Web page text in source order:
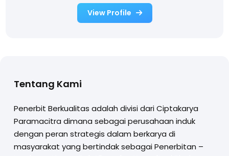
View Profile
Tentang Kami
Penerbit Berkualitas adalah divisi dari Ciptakarya
Paramacitra dimana sebagai perusahaan induk
dengan peran strategis dalam berkarya di
masyarakat yang bertindak sebagai Penerbitan –